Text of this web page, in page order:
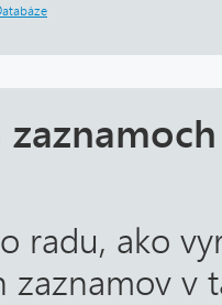
radu, ako
zaznamov v